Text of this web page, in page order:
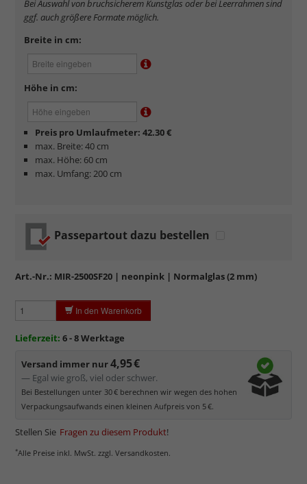
sowiekratzfest.
Reflektierende Oberfläche, die als störend empfunden
werden kann.
Schutz des Bildes.
Normalglas hat eine leichte Grünfärbung
kommt. Für Bilder mit hellen Farben empfehlen wir Kunst- oder
Museumsglas.
mehr zum Normalglas
Bei Auswahl von bruchsicherem Kunstglas oder bei Leerrahmen sind
ggf. auch größere Formate möglich.
Breite in cm:
Höhe in cm:
Preis pro Umlaufmeter: 42.30 €
max. Breite: 40 cm
max. Höhe: 60 cm
max. Umfang: 200 cm
Passepartout dazu bestellen
Art.-Nr.: MIR-2500SF20 | neonpink | Normalglas (2 mm)
In den Warenkorb
Lieferzeit: 6 - 8 Werktage
Versand immer nur4,95 €
— Egal wie groß, viel oder schwer.
Bei Bestellungen unter 30 € berechnen wir wegen des hohen
Verpackungsaufwands einen kleinen Aufpreis von 5 €.
Stellen Sie Fragen zu diesem Produkt!
*Alle Preise inkl. MwSt. zzgl. Versandkosten.